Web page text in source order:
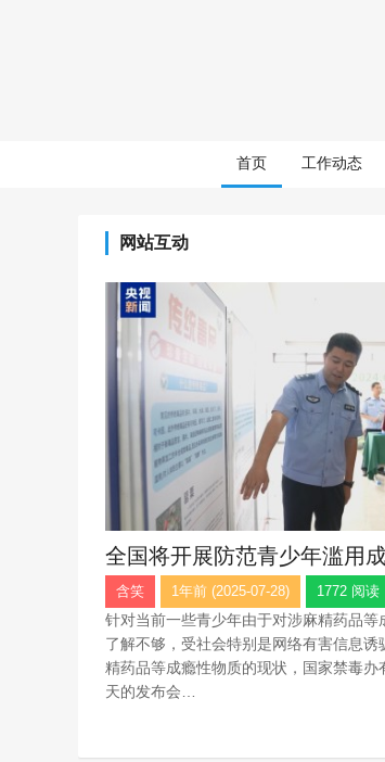
首页 工作动态
网站互动
含笑 1年前 (2025-07-28) 1772 阅读
针对当前一些青少年由于对涉麻精药品等
了解不够，受社会特别是网络有害信息诱
精药品等成瘾性物质的现状，国家禁毒办
天的发布会…